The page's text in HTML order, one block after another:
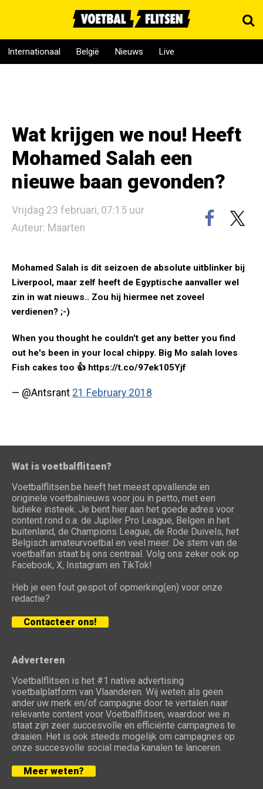
Internationaal België Nieuws Live
Wat krijgen we nou! Heeft
Mohamed Salah een
nieuwe baan gevonden?
Vrijdag 23 februari, 07:15 uur
Auteur: Maarten
Mohamed Salah is dit seizoen de absolute uitblinker bij
Liverpool, maar zelf heeft de Egyptische aanvaller wel
zin in wat nieuws.. Zou hij hiermee net zoveel
verdienen? ;-)
When you thought he couldn't get any better you find
out he's been in your local chippy. Big Mo salah loves
Fish cakes too 👍 https://t.co/97ek105Yjf
— @Antsrant 21 February 2018
Wat is voetbalflitsen?
Voetbalflitsen.be heeft het meest opvallende en
originele voetbalnieuws voor jou in petto, met een
ludieke insteek. Je bent hier aan het goede adres voor
content rond o.a. de Jupiler Pro League, Belgen in het
buitenland, de Champions League, de Rode Duivels, het
Belgisch amateurvoetbal en veel meer. De stem van de
voetbalfan staat bij ons centraal. Volg ons zeker ook op
Facebook, X, Instagram en TikTok!
Heb je een fout gespot of opmerking(en) voor onze
redactie?
Contacteer ons!
Adverteren
Voetbalflitsen is het #1 native advertising
voetbalplatform van Vlaanderen. Wij weten als geen
ander uw merk en/of campagne door te vertalen naar
relevante content voor Voetbalflitsen, waardoor we in
staat zijn zeer succesvolle en efficiënte campagnes te
draaien. Het is ook steeds mogelijk om campagnes op
onze succesvolle social media kanalen te lanceren.
Meer weten?